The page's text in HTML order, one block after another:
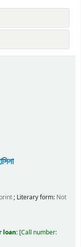
print; Literary form: Not
loan: Call number: